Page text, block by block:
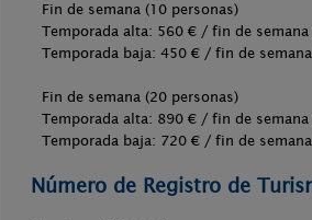
Fin de semana (10 personas)
Temporada alta: 560 € / fin de semana
Temporada baja: 450 € / fin de
Fin de semana (20 personas)
Temporada alta: 890 € / fin de semana
Temporada baja: 720 € / fin de
Número de Registro de